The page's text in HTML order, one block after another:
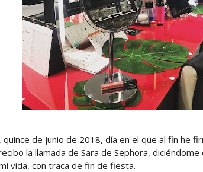
quince de junio de 2018, día en el que al fin he
la llamada de Sara de Sephora,
vida, con traca de fin de fiesta.